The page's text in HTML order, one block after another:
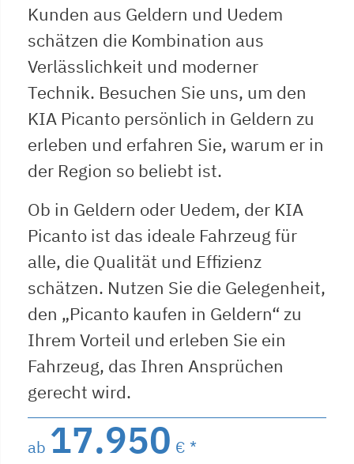
Kunden aus Geldern und Uedem
schätzen die Kombination aus
Verlässlichkeit und moderner
Technik. Besuchen Sie uns, um den
KIA Picanto persönlich in Geldern zu
erleben und erfahren Sie, warum er in
der Region so beliebt ist.
Ob in Geldern oder Uedem, der KIA
Picanto ist das ideale Fahrzeug für
alle, die Qualität und Effizienz
schätzen. Nutzen Sie die Gelegenheit,
den „Picanto kaufen in Geldern“ zu
Ihrem Vorteil und erleben Sie ein
Fahrzeug, das Ihren Ansprüchen
gerecht wird.
ab 17.950 € *